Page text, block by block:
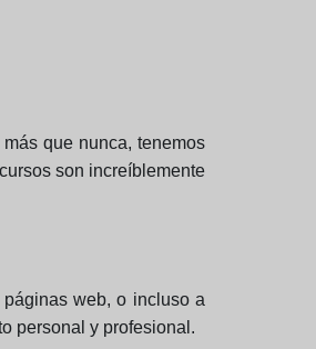
que nunca, tenemos
son increíblemente
web, o incluso a
personal y profesional.